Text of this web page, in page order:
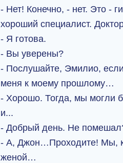
- Нет! Конечно, - нет. Это -
хороший специалист.
- Я готова.
- Вы уверены?
- Послушайте, Эмилио, если
меня к моему прошлому…
- Хорошо. Тогда, мы могли
и...
- Добрый день. Не
- А, Джон…Проходите! Мы,
женой…